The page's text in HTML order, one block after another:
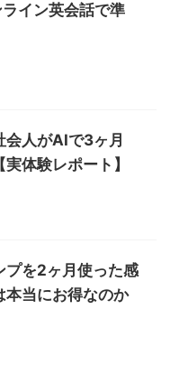
イン英会話で準
会人がAIで3ヶ月
体験レポート】
プを2ヶ月使った感
本当にお得なのか